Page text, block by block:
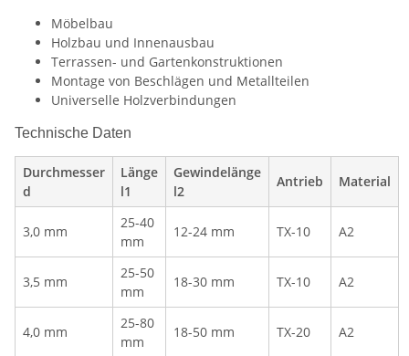
Möbelbau
Holzbau und Innenausbau
Terrassen- und Gartenkonstruktionen
Montage von Beschlägen und Metallteilen
Universelle Holzverbindungen
Technische Daten
Durchmesser
d
Länge
l1
Gewindelänge
l2
Antrieb Material
3,0 mm
25-40
mm
12-24 mm TX-10 A2
3,5 mm
25-50
mm
18-30 mm TX-10 A2
4,0 mm
25-80
mm
18-50 mm TX-20 A2